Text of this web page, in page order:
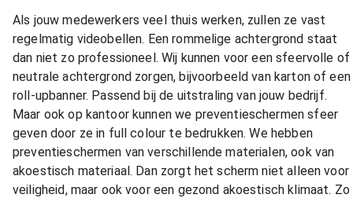
Als jouw medewerkers veel thuis werken, zullen ze vast
regelmatig videobellen. Een rommelige achtergrond staat
dan niet zo professioneel. Wij kunnen voor een sfeervolle of
neutrale achtergrond zorgen, bijvoorbeeld van karton of een
roll-upbanner. Passend bij de uitstraling van jouw bedrijf.
Maar ook op kantoor kunnen we preventieschermen sfeer
geven door ze in full colour te bedrukken. We hebben
preventieschermen van verschillende materialen, ook van
akoestisch materiaal. Dan zorgt het scherm niet alleen voor
veiligheid, maar ook voor een gezond akoestisch klimaat. Zo